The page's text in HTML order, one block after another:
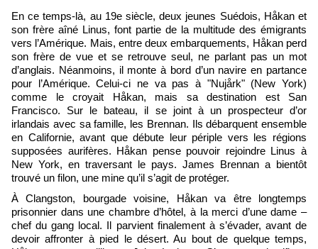
En ce temps-là, au 19e siècle, deux jeunes Suédois, Håkan et
son frère aîné Linus, font partie de la multitude des émigrants
vers l’Amérique. Mais, entre deux embarquements, Håkan perd
son frère de vue et se retrouve seul, ne parlant pas un mot
d’anglais. Néanmoins, il monte à bord d’un navire en partance
pour l’Amérique. Celui-ci ne va pas à "Nujårk" (New York)
comme le croyait Håkan, mais sa destination est San
Francisco. Sur le bateau, il se joint à un prospecteur d’or
irlandais avec sa famille, les Brennan. Ils débarquent ensemble
en Californie, avant que débute leur périple vers les régions
supposées aurifères. Håkan pense pouvoir rejoindre Linus à
New York, en traversant le pays. James Brennan a bientôt
trouvé un filon, une mine qu’il s’agit de protéger.
À Clangston, bourgade voisine, Håkan va être longtemps
prisonnier dans une chambre d’hôtel, à la merci d’une dame –
chef du gang local. Il parvient finalement à s’évader, avant de
devoir affronter à pied le désert. Au bout de quelque temps,